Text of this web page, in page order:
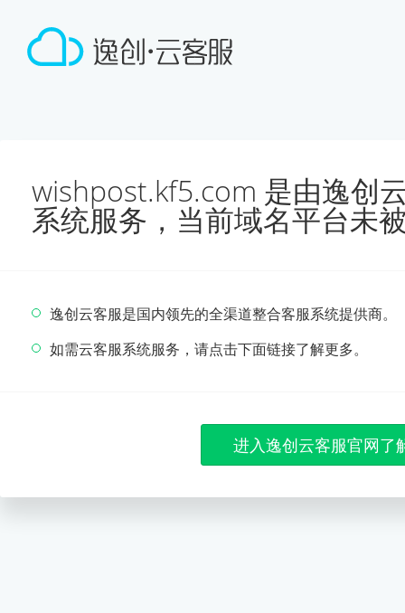
wishpost.kf5.com 是由逸创
系统服务，当前域名平台未
逸创云客服是国内领先的全渠道整合客服系统提供商。
如需云客服系统服务，请点击下面链接了解更多。
进入逸创云客服官网了